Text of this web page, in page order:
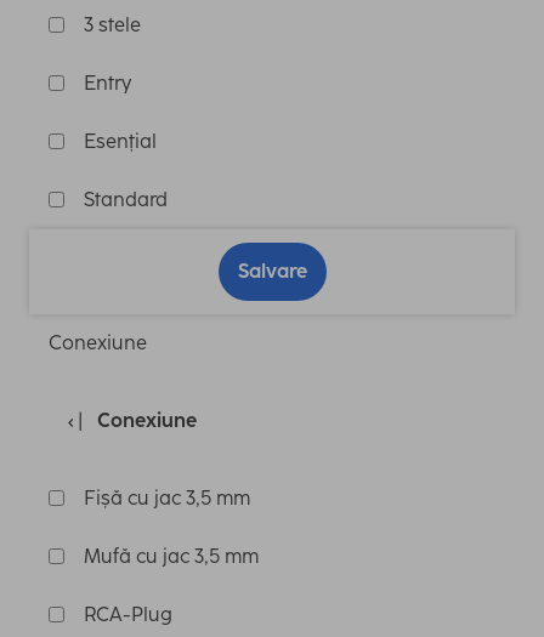
3 stele
Entry
Esențial
Standard
Salvare
Conexiune
Conexiune
Fișă cu jac 3,5 mm
Mufă cu jac 3,5 mm
RCA-Plug